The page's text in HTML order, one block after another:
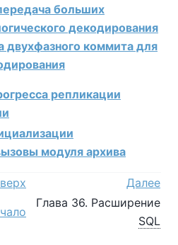
больших
декодирования
двухфазного коммита для
репликации
модуля архива
Далее
Глава 36. Расширение
SQL